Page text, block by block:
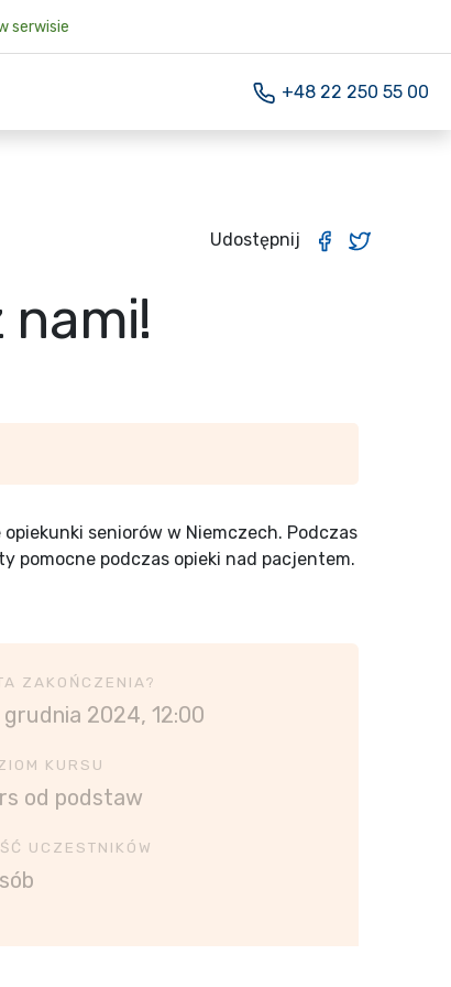
serwisie
+48 22 250 55 00
Udostępnij
nami!
seniorów w Niemczech. Podczas
pomocne podczas opieki nad pacjentem.
ZAKOŃCZENIA?
2024, 12:00
KURSU
od podstaw
UCZESTNIKÓW